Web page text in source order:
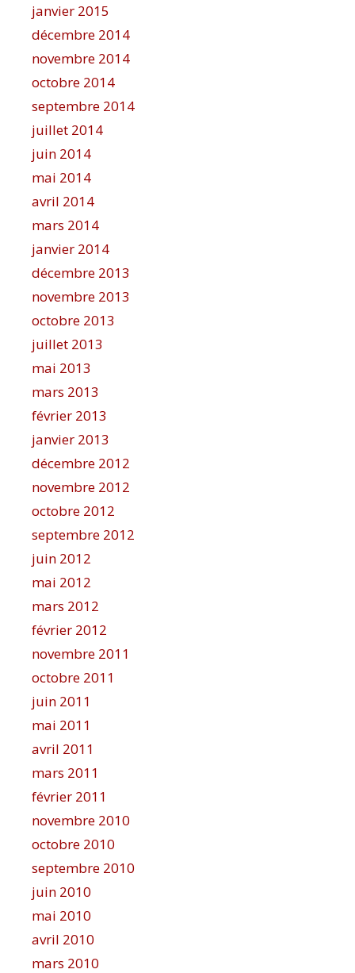
janvier 2015
décembre 2014
novembre 2014
octobre 2014
septembre 2014
juillet 2014
juin 2014
mai 2014
avril 2014
mars 2014
janvier 2014
décembre 2013
novembre 2013
octobre 2013
juillet 2013
mai 2013
mars 2013
février 2013
janvier 2013
décembre 2012
novembre 2012
octobre 2012
septembre 2012
juin 2012
mai 2012
mars 2012
février 2012
novembre 2011
octobre 2011
juin 2011
mai 2011
avril 2011
mars 2011
février 2011
novembre 2010
octobre 2010
septembre 2010
juin 2010
mai 2010
avril 2010
mars 2010